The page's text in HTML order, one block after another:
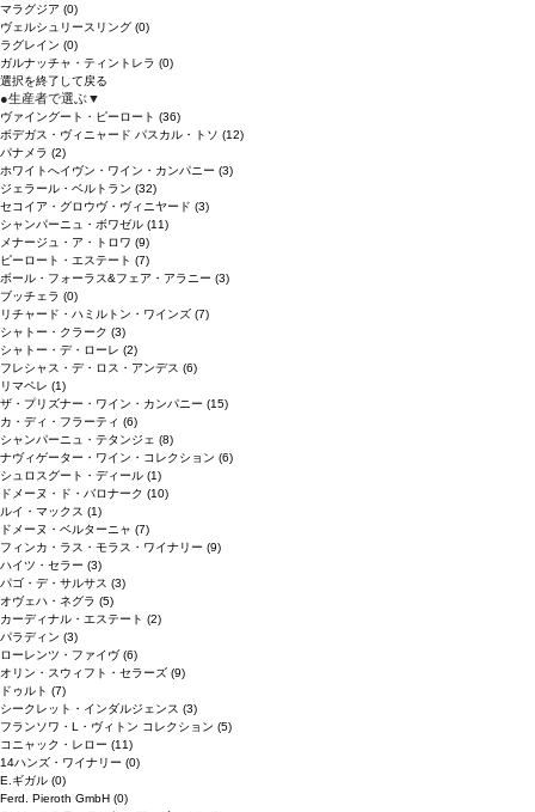
マラグジア (0)
ヴェルシュリースリング (0)
ラグレイン (0)
ガルナッチャ・ティントレラ (0)
選択を終了して戻る
●生産者で選ぶ▼
ヴァイングート・ピーロート (36)
ボデガス・ヴィニャード パスカル・トソ (12)
パナメラ (2)
ホワイトへイヴン・ワイン・カンパニー (3)
ジェラール・ベルトラン (32)
セコイア・グロウヴ・ヴィニヤード (3)
シャンパーニュ・ボワゼル (11)
メナージュ・ア・トロワ (9)
ピーロート・エステート (7)
ボール・フォーラス&フェア・アラニー (3)
ブッチェラ (0)
リチャード・ハミルトン・ワインズ (7)
シャトー・クラーク (3)
シャトー・デ・ローレ (2)
フレシャス・デ・ロス・アンデス (6)
リマペレ (1)
ザ・プリズナー・ワイン・カンパニー (15)
カ・ディ・フラーティ (6)
シャンパーニュ・テタンジェ (8)
ナヴィゲーター・ワイン・コレクション (6)
シュロスグート・ディール (1)
ドメーヌ・ド・バロナーク (10)
ルイ・マックス (1)
ドメーヌ・ベルターニャ (7)
フィンカ・ラス・モラス・ワイナリー (9)
ハイツ・セラー (3)
パゴ・デ・サルサス (3)
オヴェハ・ネグラ (5)
カーディナル・エステート (2)
パラディン (3)
ローレンツ・ファイヴ(6)
オリン・スウィフト・セラーズ (9)
ドゥルト (7)
シークレット・インダルジェンス (3)
フランソワ・L・ヴィトン コレクション (5)
コニャック・レロー (11)
14ハンズ・ワイナリー (0)
E.ギガル (0)
Ferd. Pieroth GmbH (0)